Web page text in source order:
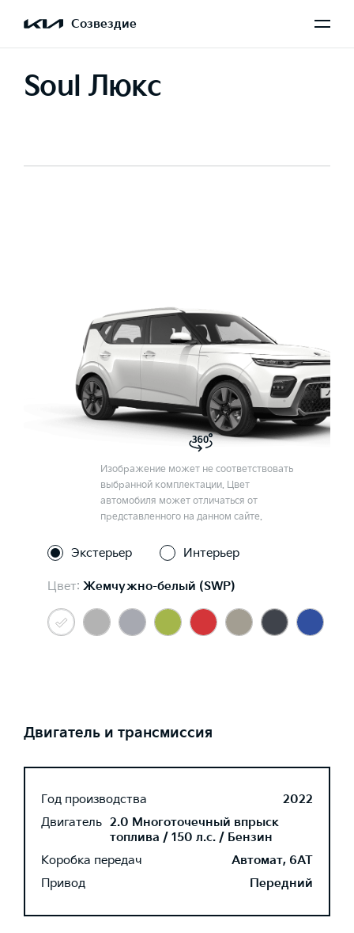
Созвездие
Soul Люкс
Изображение может не соответствовать
выбранной комплектации. Цвет
автомобиля может отличаться от
представленного на данном сайте.
Экстерьер Интерьер
Цвет: Жемчужно-белый (SWP)
Двигатель и трансмиссия
Год производства
2022
Двигатель 2.0 Многоточечный впрыск
топлива / 150 л.с. / Бензин
Коробка передач
Автомат, 6AT
Привод
Передний